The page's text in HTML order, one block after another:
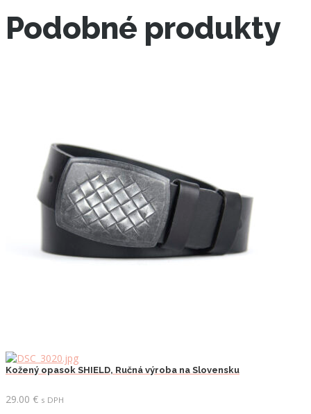
Podobné produkty
Kožený opasok SHIELD, Ručná výroba na Slovensku
29.00 € s DPH